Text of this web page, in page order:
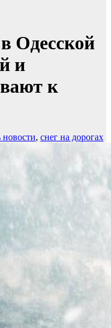
Одесской
и
к
новости, снег на дорогах